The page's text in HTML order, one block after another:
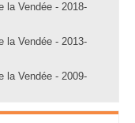
la Vendée - 2018-
la Vendée - 2013-
la Vendée - 2009-